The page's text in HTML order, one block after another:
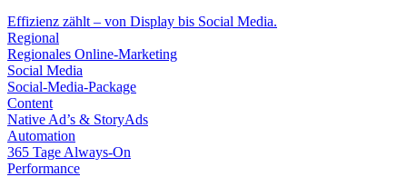
Effizienz zählt – von Display bis Social Media.
Regional
Regionales Online-Marketing
Social Media
Social-Media-Package
Content
Native Ad’s & StoryAds
Automation
365 Tage Always-On
Performance